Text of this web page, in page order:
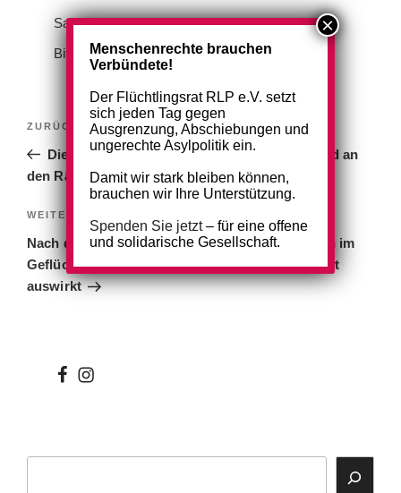
Sagt es weiter und kommt zahlreich vorbei!
Bitte keine parteipolitischen Fahnen mitbringen!
Beitragsnavigation
Vorheriger
Beitrag
ZURÜCK
Die Insel – Ein Bericht vom Ausnahmezustand an
den Rändern Europas
Nächster
Beitrag
WEITER
Nach der Flucht das Lager? – Wie sich ein Leben im
Geflüchtetenlager auf die psychische Gesundheit
auswirkt
wir wir
Menschenrechte brauchen
Verbündete!
Der Flüchtlingsrat RLP e.V. setzt
sich jeden Tag gegen
Ausgrenzung, Abschiebungen und
ungerechte Asylpolitik ein.
Damit wir stark bleiben können,
brauchen wir Ihre Unterstützung.
Spenden Sie jetzt– für eine offene
und solidarische Gesellschaft.